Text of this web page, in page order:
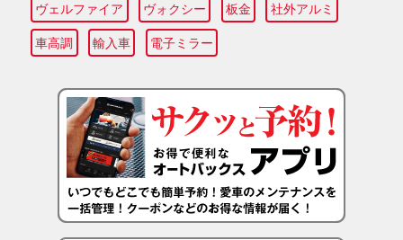
ヴェルファイア ヴォクシー 板金 社外アルミ
車高調 輸入車 電子ミラー